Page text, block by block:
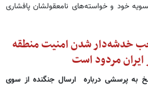
خود و خواسته‌های نامعقولشان پافشاری
خدشه‌دار شدن امنیت منطقه
ایران مردود است
به پرسشی درباره ارسال جنگنده از سوی